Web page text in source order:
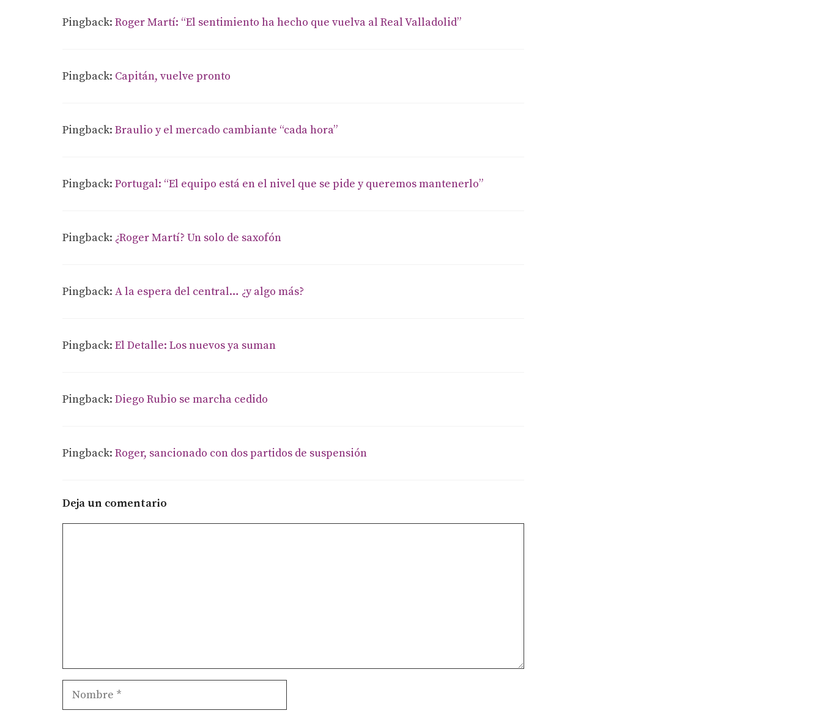
Pingback: Roger Martí: “El sentimiento ha hecho que vuelva al Real Valladolid”
Pingback: Capitán, vuelve pronto
Pingback: Braulio y el mercado cambiante “cada hora”
Pingback: Portugal: “El equipo está en el nivel que se pide y queremos mantenerlo”
Pingback: ¿Roger Martí? Un solo de saxofón
Pingback: A la espera del central… ¿y algo más?
Pingback: El Detalle: Los nuevos ya suman
Pingback: Diego Rubio se marcha cedido
Pingback: Roger, sancionado con dos partidos de suspensión
Deja un comentario
Nombre